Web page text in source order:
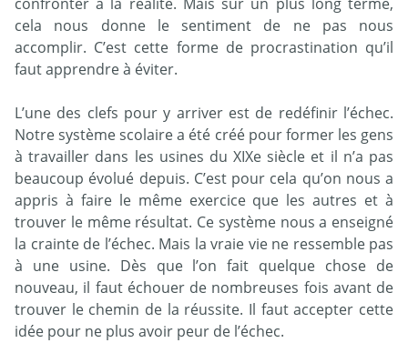
cela nous donne le sentiment de ne pas nous
accomplir. C’est cette forme de procrastination qu’il
faut apprendre à éviter.
L’une des clefs pour y arriver est de redéfinir l’échec.
Notre système scolaire a été créé pour former les gens
à travailler dans les usines du XIXe siècle et il n’a pas
beaucoup évolué depuis. C’est pour cela qu’on nous a
appris à faire le même exercice que les autres et à
trouver le même résultat. Ce système nous a enseigné
la crainte de l’échec. Mais la vraie vie ne ressemble pas
à une usine. Dès que l’on fait quelque chose de
nouveau, il faut échouer de nombreuses fois avant de
trouver le chemin de la réussite. Il faut accepter cette
idée pour ne plus avoir peur de l’échec.